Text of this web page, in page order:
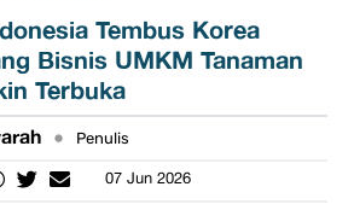
Tembus Korea
Bisnis UMKM Tanaman
Terbuka
• Penulis
07 Jun 2026